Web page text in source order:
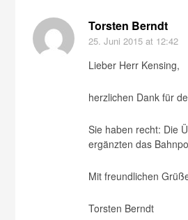
Torsten Berndt
25. Juni 2015 at 12:42
Lieber Herr Kensing,
herzlichen Dank für
Sie haben recht: Die
ergänzten das
Mit freundlichen
Torsten Berndt